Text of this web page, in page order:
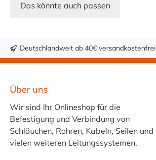
Das könnte auch passen
Deutschlandweit ab 40€ versandkostenfrei
Über uns
Wir sind Ihr Onlineshop für die
Befestigung und Verbindung von
Schläuchen, Rohren, Kabeln, Seilen und
vielen weiteren Leitungssystemen.